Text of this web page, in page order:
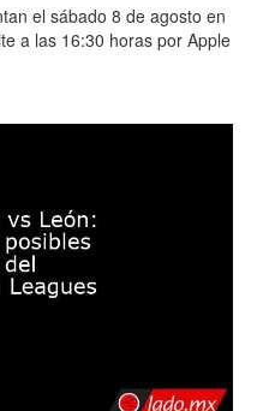
el sábado 8 de agosto en
a las 16:30 horas por Apple